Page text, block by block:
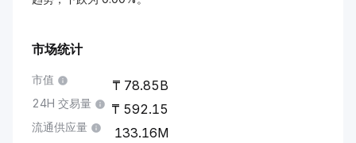
市场统计
市值 78.85B
24H 交易量 592.15
流通供应量 133.16M